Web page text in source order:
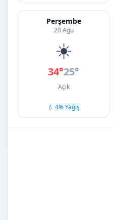
Perşembe
20 Ağu
☀️
34°25°
Açık
💧 4% Yağış